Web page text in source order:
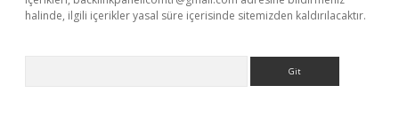
halinde, ilgili içerikler yasal süre içerisinde sitemizden kaldırılacaktır.